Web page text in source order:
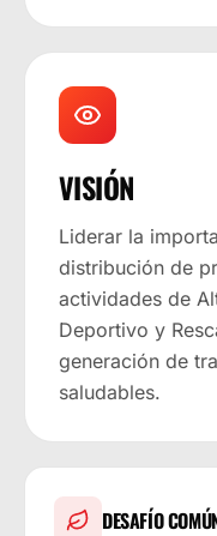
VISIÓN
Liderar la
distribución de
actividades de
Deportivo y
generación de
saludables.
DESAFÍO